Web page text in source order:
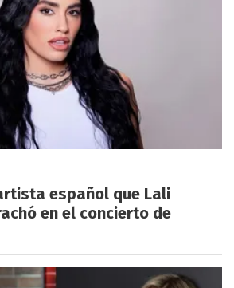
español que Lali
en el concierto de